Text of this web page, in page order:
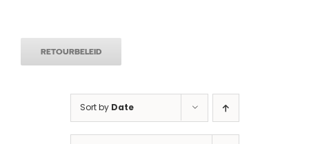
RETOURBELEID
Sort by Date